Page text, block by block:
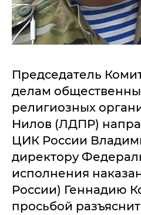
Председатель
делам
религиозных
Нилов (ЛДПР)
ЦИК России
директору
исполнения
России) Геннадию
просьбой